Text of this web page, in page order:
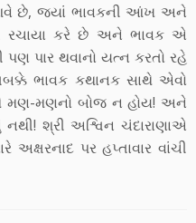
છે, જ્યાં ભાવકની આંખ અને
કરે છે અને ભાવક એ
પાર થવાનો યત્ન કરતો રહે
ભાવક કથાનક સાથે એવો
મણ-મણનો બોજ ન હોય! અને
શ્રી અશ્વિન ચંદારાણાએ
પર હપ્તાવાર વાંચી